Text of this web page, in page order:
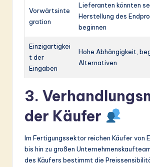
Vorwärtsinte
gration
Lieferanten könnten
Herstellung des
beginnen
Einzigartigkei
t der
Eingaben
Hohe Abhängigkeit,
Alternativen
3.
der Käufer
Im Fertigungssektor reichen Käufer von
bis hin zu großen
des Käufers bestimmt die